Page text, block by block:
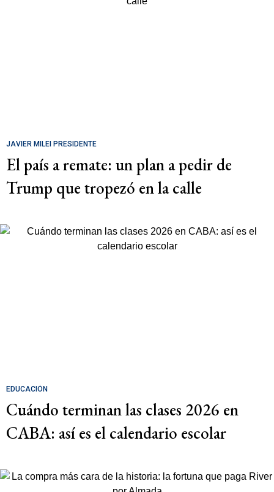
JAVIER MILEI PRESIDENTE
El país a remate: un plan a pedir de
Trump que tropezó en la calle
EDUCACIÓN
Cuándo terminan las clases 2026 en
CABA: así es el calendario escolar